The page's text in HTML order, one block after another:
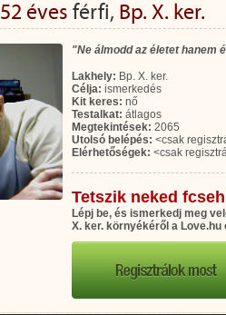
52 éves férfi, Bp. X. ker.
"Ne álmodd az életet hanem
Lakhely: Bp. X. ker.
Célja: ismerkedés
Kit keres: nő
Testalkat: átlagos
Megtekintések: 2065
Utolsó belépés: <csak
Elérhetőségek: <csak
Tetszik neked
Lépj be, és ismerkedj meg
X. ker. környékéről a Love.hu